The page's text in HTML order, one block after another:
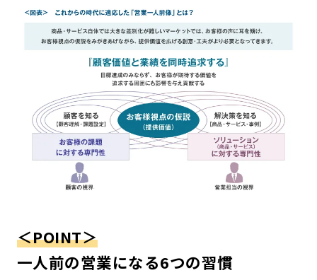
＜POINT＞
一人前の営業になる6つの習慣